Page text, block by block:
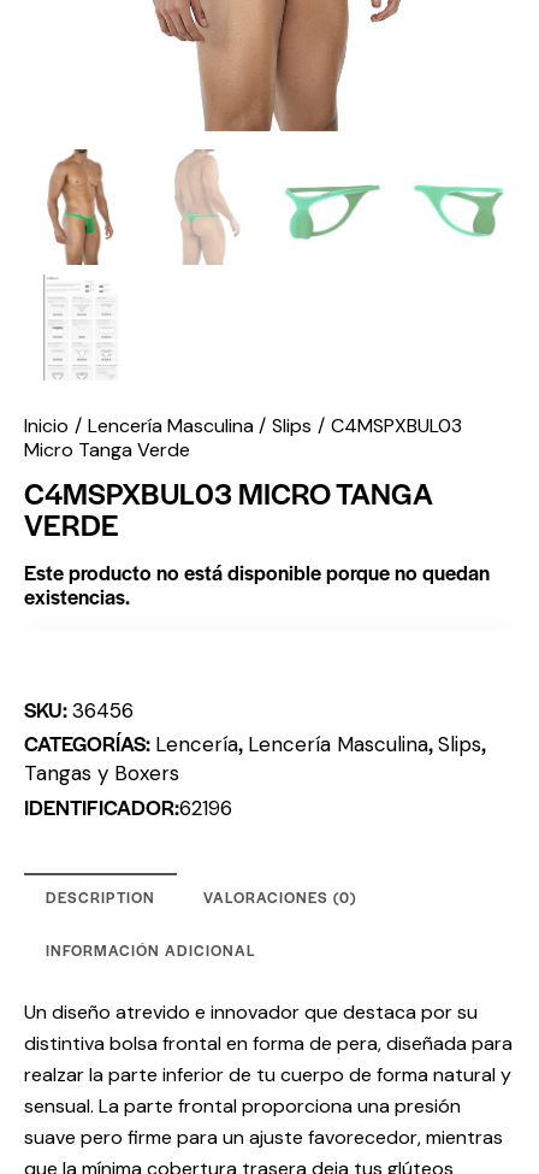
Inicio Lencería Masculina Slips
C4MSPXBUL03
Micro Tanga Verde
C4MSPXBUL03 MICRO TANGA
VERDE
Este producto no está disponible porque no quedan
existencias.
SKU:36456
CATEGORÍAS: Lencería, Lencería Masculina,Slips,
Tangas y Boxers
IDENTIFICADOR:62196
DESCRIPTION VALORACIONES (0)
INFORMACIÓN ADICIONAL
Un diseño atrevido e innovador que destaca por su
distintiva bolsa frontal en forma de pera, diseñada para
realzar la parte inferior de tu cuerpo de forma natural y
sensual. La parte frontal proporciona una presión
suave pero firme para un ajuste favorecedor, mientras
que la mínima cobertura trasera deja tus glúteos